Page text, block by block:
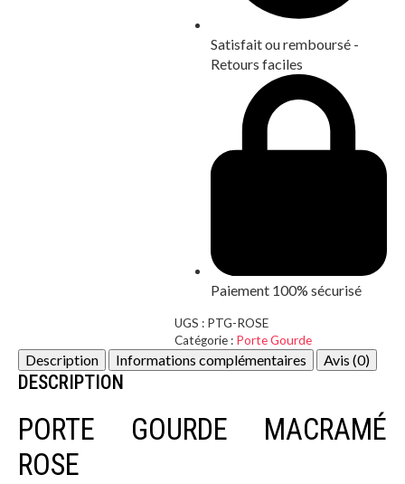
Satisfait ou remboursé -
Retours faciles
Paiement 100% sécurisé
UGS : PTG-ROSE
Catégorie : Porte Gourde
Description Informations complémentaires Avis (0)
DESCRIPTION
PORTE GOURDE MACRAMÉ
ROSE